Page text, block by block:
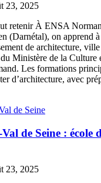
23, 2025
retenir À ENSA
(Darnétal), on apprend
de architecture,
Ministère de la Culture
Les formations
d’architecture, avec
de Seine : école
23, 2025